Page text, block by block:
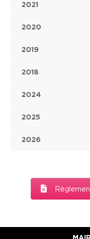
2021
2020
2019
2018
2024
2025
2026